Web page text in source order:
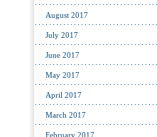
August 2017
July 2017
June 2017
May 2017
April 2017
March 2017
February 2017